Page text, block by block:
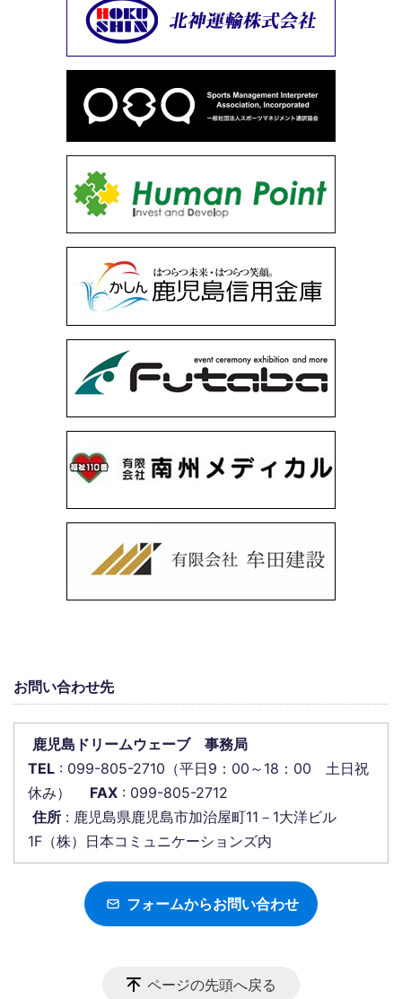
お問い合わせ先
鹿児島ドリームウェーブ 事務局
TEL : 099-805-2710（平日9：00～18：00 土日祝
休み）
FAX : 099-805-2712
住所 : 鹿児島県鹿児島市加治屋町11－1大洋ビル
1F（株）日本コミュニケーションズ内
フォームからお問い合わせ
ページの先頭へ戻る